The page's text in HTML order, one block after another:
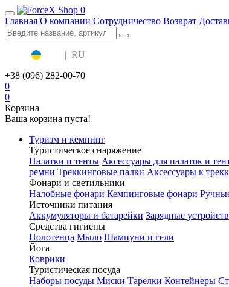
0
Главная О компании Сотрудничество Возврат
| RU
+38 (096) 282-00-70
0
0
Корзина
Ваша корзина пуста!
Туризм и кемпинг
Туристическое снаряжение
Палатки и тенты Аксессуары для палаток и
ремни Треккинговые палки Аксессуары к
Фонари и светильники
Налобные фонари Кемпинговые фонари
Источники питания
Аккумуляторы и батарейки Зарядные
Средства гигиены
Полотенца Мыло Шампуни и гели
Йога
Коврики
Туристическая посуда
Наборы посуды Миски Тарелки Контейнеры